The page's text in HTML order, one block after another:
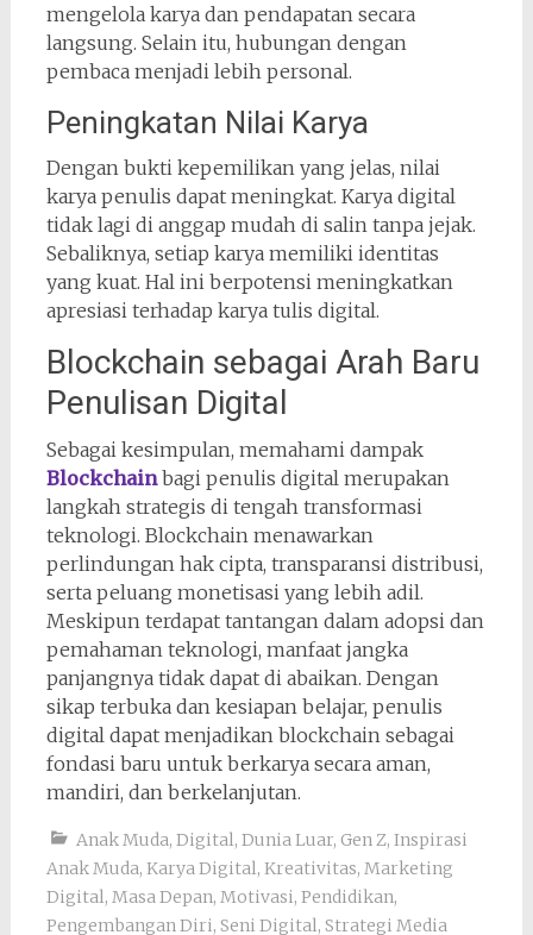
mengelola karya dan pendapatan secara
langsung. Selain itu, hubungan dengan
pembaca menjadi lebih personal.
Peningkatan Nilai Karya
Dengan bukti kepemilikan yang jelas, nilai
karya penulis dapat meningkat. Karya digital
tidak lagi di anggap mudah di salin tanpa jejak.
Sebaliknya, setiap karya memiliki identitas
yang kuat. Hal ini berpotensi meningkatkan
apresiasi terhadap karya tulis digital.
Blockchain sebagai Arah Baru
Penulisan Digital
Sebagai kesimpulan, memahami dampak
Blockchain bagi penulis digital merupakan
langkah strategis di tengah transformasi
teknologi. Blockchain menawarkan
perlindungan hak cipta, transparansi distribusi,
serta peluang monetisasi yang lebih adil.
Meskipun terdapat tantangan dalam adopsi dan
pemahaman teknologi, manfaat jangka
panjangnya tidak dapat di abaikan. Dengan
sikap terbuka dan kesiapan belajar, penulis
digital dapat menjadikan blockchain sebagai
fondasi baru untuk berkarya secara aman,
mandiri, dan berkelanjutan.
Anak Muda, Digital, Dunia Luar, Gen Z, Inspirasi
Anak Muda, Karya Digital, Kreativitas, Marketing
Digital, Masa Depan, Motivasi, Pendidikan,
Pengembangan Diri, Seni Digital, Strategi Media